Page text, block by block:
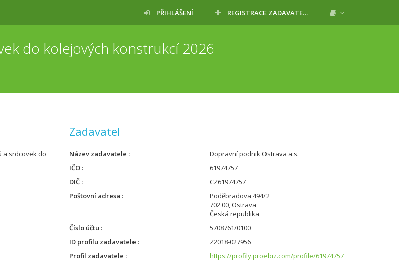
PŘIHLÁŠENÍ REGISTRACE ZADAVATELE
do kolejových konstrukcí 2026
a srdcovek do
Zadavatel
Název zadavatele
Dopravní podnik Ostrava a.s.
IČO
61974757
DIČ
CZ61974757
Poštovní adresa
Poděbradova 494/2
702 00, Ostrava
Česká republika
Číslo účtu
5708761/0100
ID profilu zadavatele
Z2018-027956
Profil zadavatele
https://profily.proebiz.com/profile/61974757